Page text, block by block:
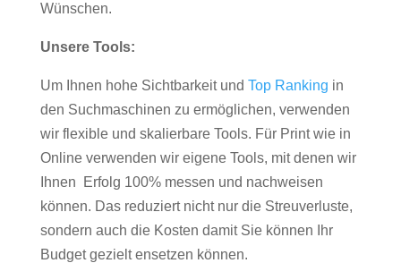
Wünschen.
Unsere Tools:
Um Ihnen hohe Sichtbarkeit und Top Ranking in
den Suchmaschinen zu ermöglichen, verwenden
wir flexible und skalierbare Tools. Für Print wie in
Online verwenden wir eigene Tools, mit denen wir
Ihnen Erfolg 100% messen und nachweisen
können. Das reduziert nicht nur die Streuverluste,
sondern auch die Kosten damit Sie können Ihr
Budget gezielt ensetzen können.